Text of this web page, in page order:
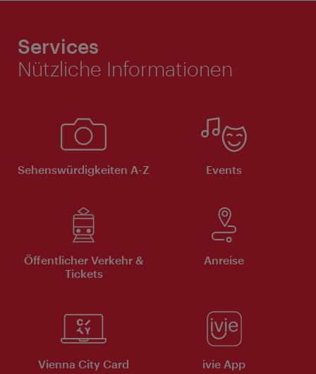
Services
Nützliche Informationen
Sehenswürdigkeiten A-Z Events
Öffentlicher Verkehr &
Tickets
Anreise
Vienna City Card ivie App